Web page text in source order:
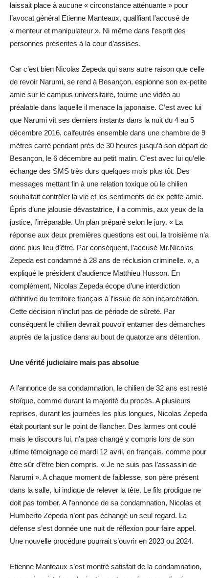
laissait place à aucune « circonstance atténuante » pour
l’avocat général Etienne Manteaux, qualifiant l’accusé de
« menteur et manipulateur ». Ni même dans l’esprit des
personnes présentes à la cour d’assises.
Car c’est bien Nicolas Zepeda qui sans autre raison que celle
de revoir Narumi, se rend à Besançon, espionne son ex-petite
amie sur le campus universitaire, tourne une vidéo au
préalable dans laquelle il menace la japonaise. C’est avec lui
que Narumi vit ses derniers instants dans la nuit du 4 au 5
décembre 2016, calfeutrés ensemble dans une chambre de 9
mètres carré pendant près de 30 heures jusqu’à son départ de
Besançon, le 6 décembre au petit matin. C’est avec lui qu’elle
échange des SMS très durs quelques mois plus tôt. Des
messages mettant fin à une relation toxique où le chilien
souhaitait contrôler la vie et les sentiments de ex petite-amie.
Épris d’une jalousie dévastatrice, il a commis, aux yeux de la
justice, l’irréparable. Un plan préparé selon le jury. « La
réponse aux deux premières questions est oui, la troisième n’a
donc plus lieu d’être. Par conséquent, l’accusé Mr.Nicolas
Zepeda est condamné à 28 ans de réclusion criminelle. », a
expliqué le président d’audience Matthieu Husson. En
complément, Nicolas Zepeda écope d’une interdiction
définitive du territoire français à l’issue de son incarcération.
Cette décision n’inclut pas de période de sûreté. Par
conséquent le chilien devrait pouvoir entamer des démarches
auprès de la justice dans au bout de quatorze ans détention.
Une vérité judiciaire mais pas absolue
A l’annonce de sa condamnation, le chilien de 32 ans est resté
stoïque, comme durant la majorité du procès. A plusieurs
reprises, durant les journées les plus longues, Nicolas Zepeda
était pourtant sur le point de flancher. Des larmes ont coulé
mais le discours lui, n’a pas changé y compris lors de son
ultime témoignage ce mardi 12 avril, en français, comme pour
être sûr d’être bien compris. « Je ne suis pas l’assassin de
Narumi ». A chaque moment de faiblesse, son père présent
dans la salle, lui indique de relever la tête. Le fils prodigue ne
doit pas tomber. A l’annonce de sa condamnation, Nicolas et
Humberto Zepeda n’ont pas échangé un seul regard. La
défense s’est donnée une nuit de réflexion pour faire appel.
Une nouvelle procédure pourrait s’ouvrir en 2023 ou 2024.
Etienne Manteaux s’est montré satisfait de la condamnation,